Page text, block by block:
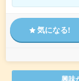
気になる!
興味